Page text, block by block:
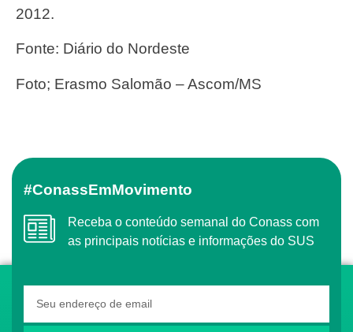
2012.
Fonte: Diário do Nordeste
Foto; Erasmo Salomão – Ascom/MS
#ConassEmMovimento
Receba o conteúdo semanal do Conass com
as principais notícias e informações do SUS